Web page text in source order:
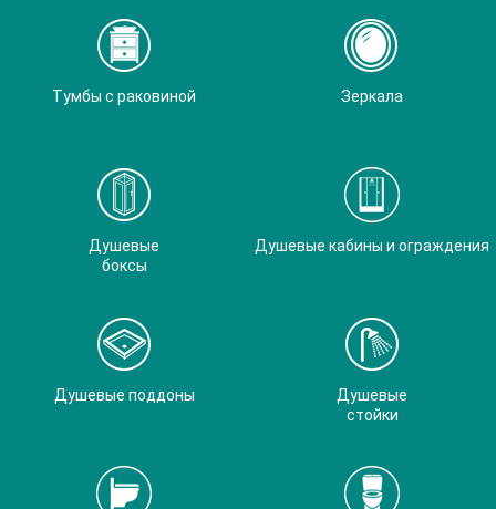
Тумбы с раковиной Зеркала
Душевые
боксы
Душевые кабины и ограждения
Душевые поддоны
Душевые
стойки